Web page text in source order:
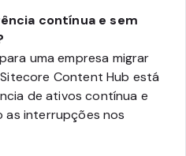
contínua e sem
uma empresa migrar
Content Hub está
de ativos contínua e
as interrupções nos